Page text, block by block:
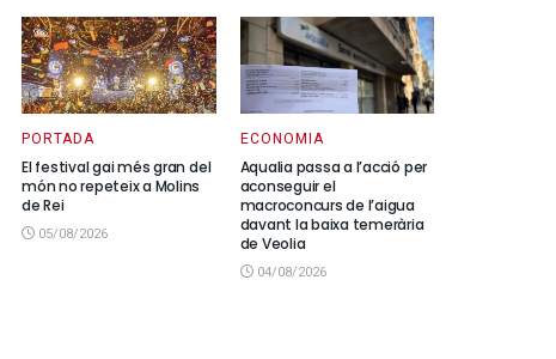
PORTADA
El festival gai més gran del
món no repeteix a Molins
de Rei
05/08/2026
ECONOMIA
Aqualia passa a l’acció per
aconseguir el
macroconcurs de l’aigua
davant la baixa temerària
de Veolia
04/08/2026